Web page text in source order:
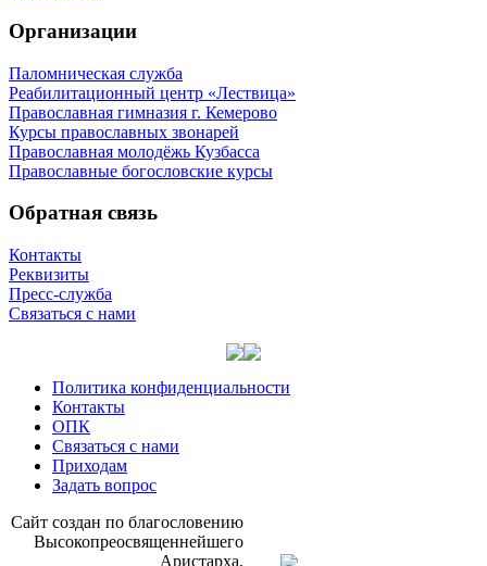
Организации
Паломническая служба
Реабилитационный центр «Лествица»
Православная гимназия г. Кемерово
Курсы православных звонарей
Православная молодёжь Кузбасса
Православные богословские курсы
Обратная связь
Контакты
Реквизиты
Пресс-служба
Связаться с нами
Политика конфиденциальности
Контакты
ОПК
Связаться с нами
Приходам
Задать вопрос
Сайт со­здан по бла­го­сло­ве­нию
Вы­со­ко­прео­свя­щен­ней­ше­го
Ари­стар­ха,